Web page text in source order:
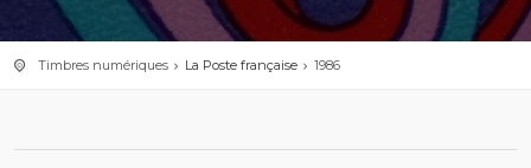
Timbres numériques La Poste française 1986